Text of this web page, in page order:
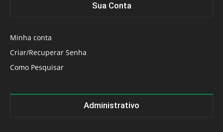
Sua Conta
Minha conta
Criar/Recuperar Senha
Como Pesquisar
Administrativo